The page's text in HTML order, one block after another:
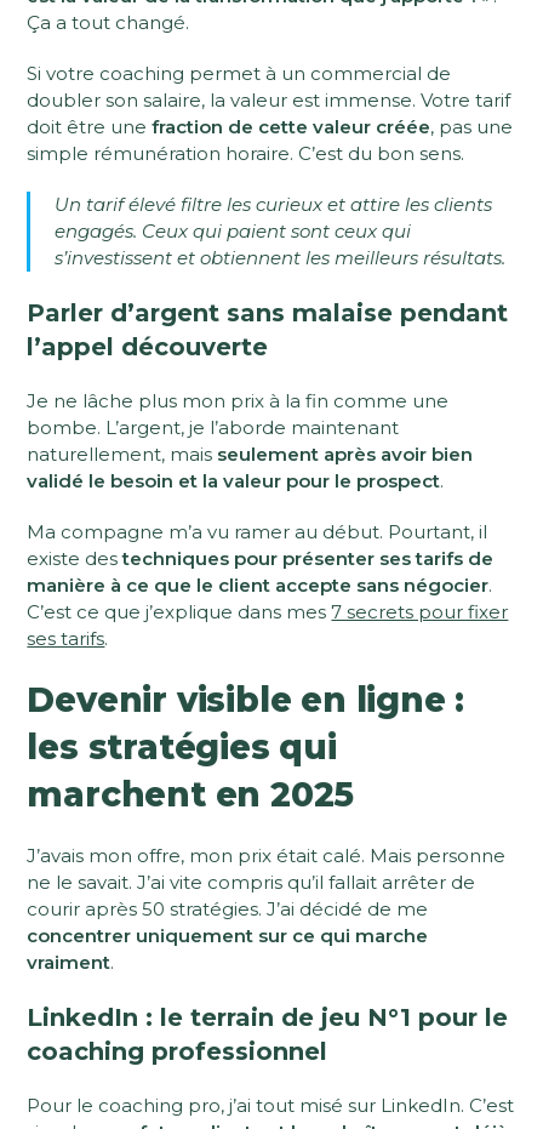
Ça a tout changé.
Si votre coaching permet à un commercial de
doubler son salaire, la valeur est immense. Votre tarif
doit être unefraction de cette valeur créée, pas une
simple rémunération horaire. C’est du bon sens.
Un tarif élevé filtre les curieux et attire les clients
engagés. Ceux qui paient sont ceux qui
s’investissent et obtiennent les meilleurs résultats.
Parler d’argent sans malaise pendant
l’appel découverte
Je ne lâche plus mon prix à la fin comme une
bombe. L’argent, je l’aborde maintenant
naturellement, mais seulement après avoir bien
validé le besoin et la valeur pour le prospect.
Ma compagne m’a vu ramer au début. Pourtant, il
existe destechniques pour présenter ses tarifs de
manière à ce que le client accepte sans négocier.
C’est ce que j’explique dans mes7 secrets pour fixer
ses tarifs.
Devenir visible en ligne :
les stratégies qui
marchent en 2025
J’avais mon offre, mon prix était calé. Mais personne
ne le savait. J’ai vite compris qu’il fallait arrêter de
courir après 50 stratégies. J’ai décidé de me
concentrer uniquement sur ce qui marche
vraiment.
LinkedIn : le terrain de jeu N°1 pour le
coaching professionnel
Pour le coaching pro, j’ai tout misé sur LinkedIn. C’est